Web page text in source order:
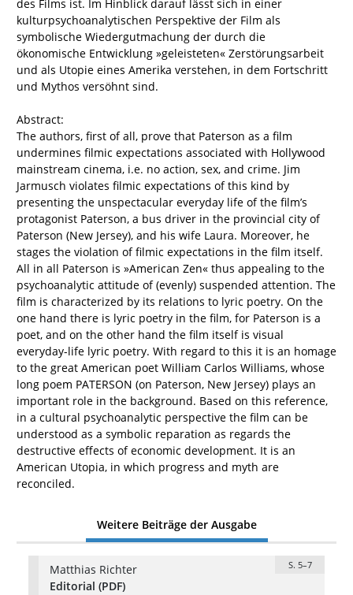
des Films ist. Im Hinblick darauf lässt sich in einer
kulturpsychoanalytischen Perspektive der Film als
symbolische Wiedergutmachung der durch die
ökonomische Entwicklung »geleisteten« Zerstörungsarbeit
und als Utopie eines Amerika verstehen, in dem Fortschritt
und Mythos versöhnt sind.
Abstract:
The authors, first of all, prove that Paterson as a film
undermines filmic expectations associated with Hollywood
mainstream cinema, i.e. no action, sex, and crime. Jim
Jarmusch violates filmic expectations of this kind by
presenting the unspectacular everyday life of the film’s
protagonist Paterson, a bus driver in the provincial city of
Paterson (New Jersey), and his wife Laura. Moreover, he
stages the violation of filmic expectations in the film itself.
All in all Paterson is »American Zen« thus appealing to the
psychoanalytic attitude of (evenly) suspended attention. The
film is characterized by its relations to lyric poetry. On the
one hand there is lyric poetry in the film, for Paterson is a
poet, and on the other hand the film itself is visual
everyday-life lyric poetry. With regard to this it is an homage
to the great American poet William Carlos Williams, whose
long poem PATERSON (on Paterson, New Jersey) plays an
important role in the background. Based on this reference,
in a cultural psychoanalytic perspective the film can be
understood as a symbolic reparation as regards the
destructive effects of economic development. It is an
American Utopia, in which progress and myth are
reconciled.
Weitere Beiträge der Ausgabe
Matthias Richter S. 5–7
Editorial (PDF)